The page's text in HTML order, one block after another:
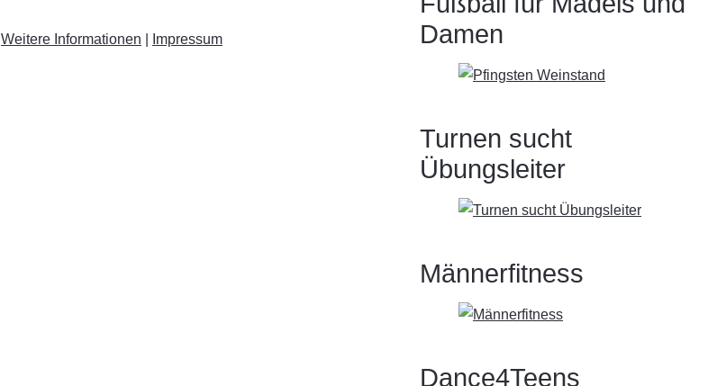
Damen
Turnen sucht
Übungsleiter
Männerfitness
Dance4Teens
Weitere Informationen
Impressum